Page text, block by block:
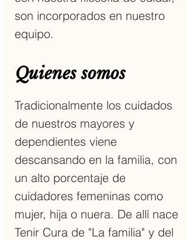
son incorporados en nuestro
equipo.
Quienes somos
Tradicionalmente los cuidados
de nuestros mayores y
dependientes viene
descansando en la familia, con
un alto porcentaje de
cuidadores femeninas como
mujer, hija o nuera. De allí nace
Tenir Cura de "La familia" y del